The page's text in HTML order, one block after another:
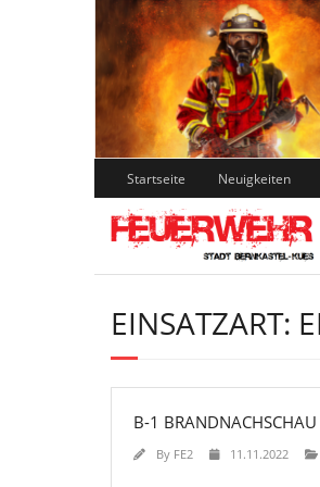
Skip
to
content
Startseite Neuigkeiten
EINSATZART:
B-1 BRANDNACHSCHAU
By FE2 11.11.2022